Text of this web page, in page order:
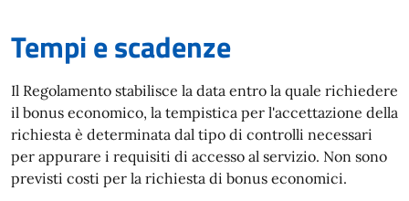
Tempi e scadenze
Il Regolamento stabilisce la data entro la quale richiedere
il bonus economico, la tempistica per l'accettazione della
richiesta è determinata dal tipo di controlli necessari
per appurare i requisiti di accesso al servizio. Non sono
previsti costi per la richiesta di bonus economici.